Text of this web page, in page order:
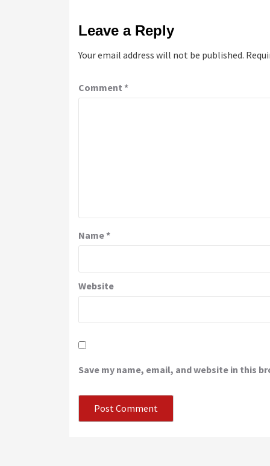
Leave a Reply
Your email address will not be published.
Comment *
Name*
Website
Save my name, email, and website in this